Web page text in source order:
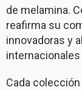
de melamina.
reafirma su
innovadoras y
Cada